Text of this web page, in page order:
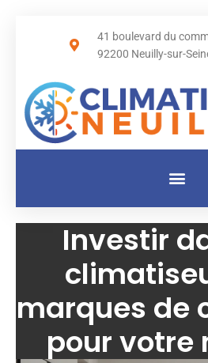
41 boulevard du
92200 Neuilly-sur-
Investir
marques de
pour votre